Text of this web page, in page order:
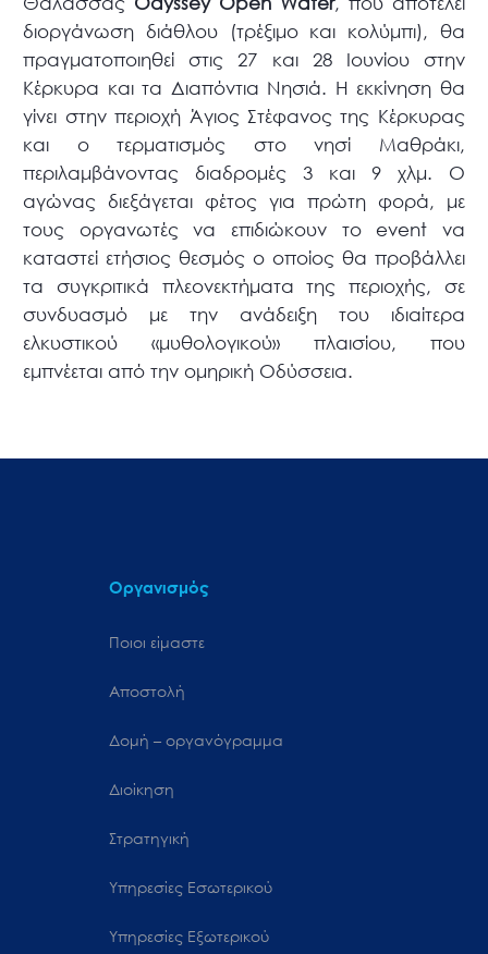
διοργάνωση διάθλου (τρέξιμο και κολύμπι), θα
πραγματοποιηθεί στις 27 και 28 Ιουνίου στην
Κέρκυρα και τα Διαπόντια Νησιά. Η εκκίνηση θα
γίνει στην περιοχή Άγιος Στέφανος της Κέρκυρας
και ο τερματισμός στο νησί Μαθράκι,
περιλαμβάνοντας διαδρομές 3 και 9 χλμ. Ο
αγώνας διεξάγεται φέτος για πρώτη φορά, με
τους οργανωτές να επιδιώκουν το event να
καταστεί ετήσιος θεσμός ο οποίος θα προβάλλει
τα συγκριτικά πλεονεκτήματα της περιοχής, σε
συνδυασμό με την ανάδειξη του ιδιαίτερα
ελκυστικού «μυθολογικού» πλαισίου, που
εμπνέεται από την ομηρική Οδύσσεια.
Οργανισμός
Ποιοι είμαστε
Αποστολή
Δομή – οργανόγραμμα
Διοίκηση
Στρατηγική
Υπηρεσίες Εσωτερικού
Υπηρεσίες Εξωτερικού